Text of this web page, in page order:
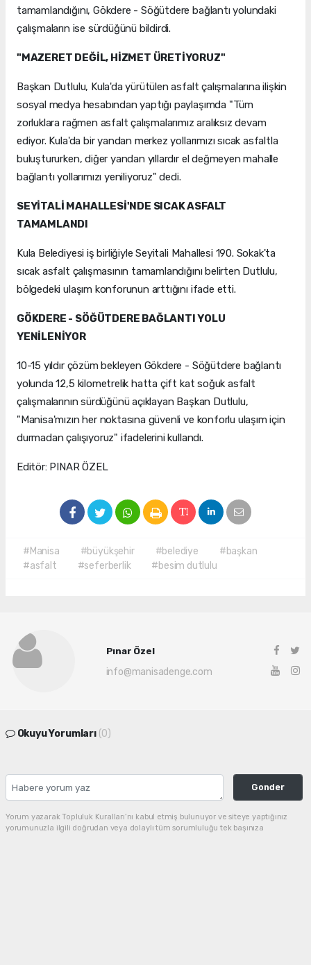
tamamlandığını, Gökdere - Söğütdere bağlantı yolundaki
çalışmaların ise sürdüğünü bildirdi.
"MAZERET DEĞİL, HİZMET ÜRETİYORUZ"
Başkan Dutlulu, Kula'da yürütülen asfalt çalışmalarına ilişkin
sosyal medya hesabından yaptığı paylaşımda "Tüm
zorluklara rağmen asfalt çalışmalarımız aralıksız devam
ediyor. Kula'da bir yandan merkez yollarımızı sıcak asfaltla
buluştururken, diğer yandan yıllardır el değmeyen mahalle
bağlantı yollarımızı yeniliyoruz" dedi.
SEYİTALİ MAHALLESİ'NDE SICAK ASFALT
TAMAMLANDI
Kula Belediyesi iş birliğiyle Seyitali Mahallesi 190. Sokak'ta
sıcak asfalt çalışmasının tamamlandığını belirten Dutlulu,
bölgedeki ulaşım konforunun arttığını ifade etti.
GÖKDERE - SÖĞÜTDERE BAĞLANTI YOLU
YENİLENİYOR
10-15 yıldır çözüm bekleyen Gökdere - Söğütdere bağlantı
yolunda 12,5 kilometrelik hatta çift kat soğuk asfalt
çalışmalarının sürdüğünü açıklayan Başkan Dutlulu,
"Manisa'mızın her noktasına güvenli ve konforlu ulaşım için
durmadan çalışıyoruz" ifadelerini kullandı.
Editör: PINAR ÖZEL
#Manisa #büyükşehir #belediye
#başkan
#asfalt
#seferberlik #besim dutlulu
Pınar Özel
info@manisadenge.com
Okuyu Yorumları (0)
Gonder
Yorum yazarak Topluluk Kuralları’nı kabul etmiş bulunuyor ve siteye yaptığınız
yorumunuzla ilgili doğrudan veya dolaylı tüm sorumluluğu tek başınıza